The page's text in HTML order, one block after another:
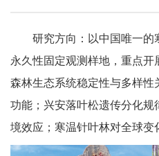
研究方向：以中国唯一的
永久性固定观测样地，重点开
森林生态系统稳定性与多样
功能；兴安落叶松遗传分化
境效应；寒温针叶林对全球变